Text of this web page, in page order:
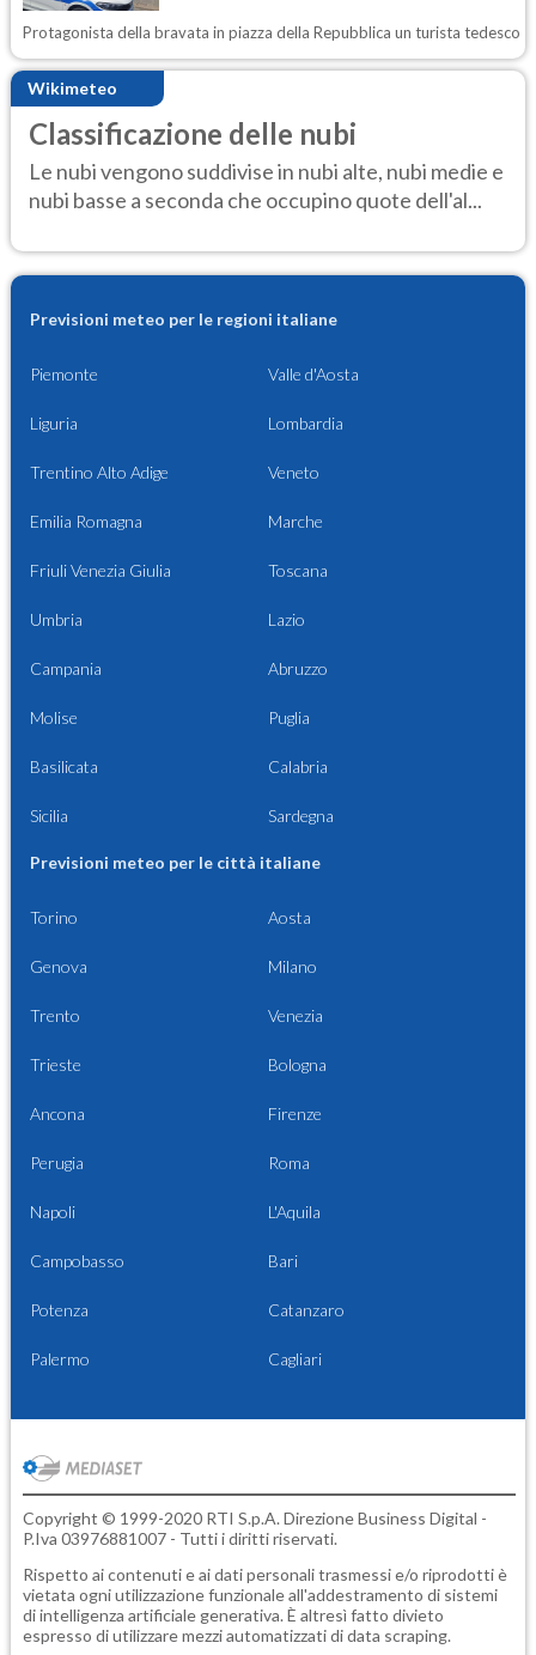
Protagonista della bravata in piazza della Repubblica un turista tedesco
Wikimeteo
Classificazione delle nubi
Le nubi vengono suddivise in nubi alte, nubi medie e
nubi basse a seconda che occupino quote dell'al...
Previsioni meteo per le regioni italiane
Piemonte Valle d'Aosta
Liguria Lombardia
Trentino Alto Adige Veneto
Emilia Romagna Marche
Friuli Venezia Giulia Toscana
Umbria Lazio
Campania Abruzzo
Molise Puglia
Basilicata Calabria
Sicilia Sardegna
Previsioni meteo per le città italiane
Torino Aosta
Genova Milano
Trento Venezia
Trieste Bologna
Ancona Firenze
Perugia Roma
Napoli L'Aquila
Campobasso Bari
Potenza Catanzaro
Palermo Cagliari
Copyright © 1999-2020 RTI S.p.A. Direzione Business Digital -
P.Iva 03976881007 - Tutti i diritti riservati.
Rispetto ai contenuti e ai dati personali trasmessi e/o riprodotti è
vietata ogni utilizzazione funzionale all'addestramento di sistemi
di intelligenza artificiale generativa. È altresì fatto divieto
espresso di utilizzare mezzi automatizzati di data scraping.